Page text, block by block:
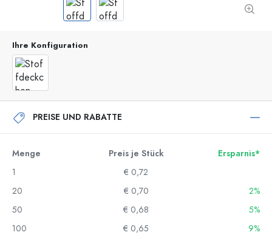
Ihre Konfiguration
PREISE UND RABATTE
Menge Preis je Stück
Ersparnis*
1
€ 0,72
20
€ 0,70
2%
50
€ 0,68
5%
100
€ 0,65
9%